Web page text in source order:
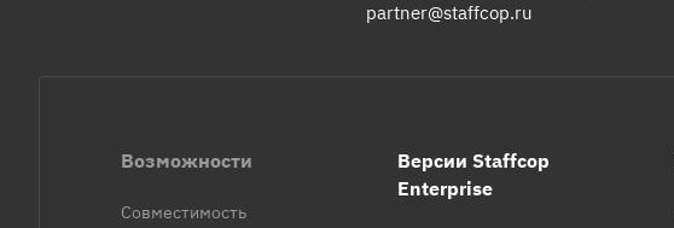
partner@staffcop.ru
Возможности
Совместимость
Версии Staffcop
Enterprise